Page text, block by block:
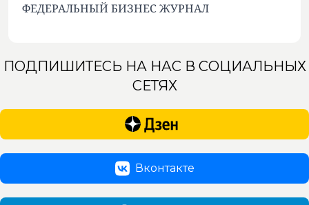
ФЕДЕРАЛЬНЫЙ БИЗНЕС ЖУРНАЛ
ПОДПИШИТЕСЬ НА НАС В СОЦИАЛЬНЫХ
СЕТЯХ
Вконтакте